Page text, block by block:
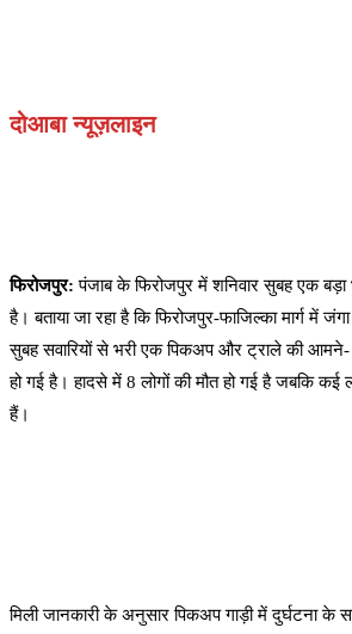
दोआबा न्यूज़लाइन
फिरोजपुर:पंजाब के फिरोजपुर में शनिवार सुबह एक
है। बताया जा रहा है कि फिरोजपुर-फाजिल्का मार्ग में
सुबह सवारियों से भरी एक पिकअप और ट्राले की
हो गई है। हादसे में 8 लोगों की मौत हो गई है जबकि कई
हैं।
मिली जानकारी के अनुसार पिकअप गाड़ी में दुर्घटना के